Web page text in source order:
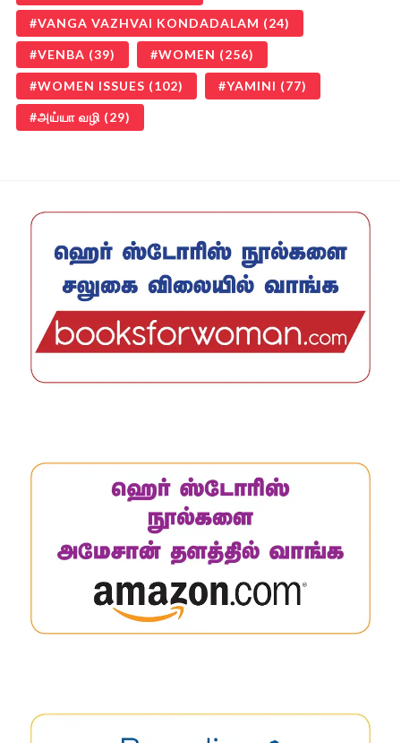
VANGA VAZHVAI KONDADALAM (24)
VENBA (39) WOMEN (256)
WOMEN ISSUES (102) YAMINI (77)
அய்யா வழி (29)